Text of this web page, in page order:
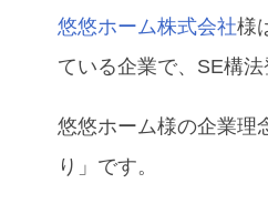
悠悠ホーム株式会社様
ている企業で、SE構法
悠悠ホーム様の企業理
り」です。